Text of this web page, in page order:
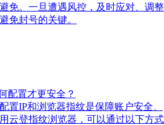
免。一旦遭遇风控，及时应对、调整
免封号的关键。
配置才更安全？
置IP和浏览器指纹是保障账户安全、
云登指纹浏览器，可以通过以下方式